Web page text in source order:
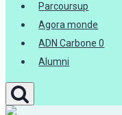
Parcoursup
Agora monde
ADN Carbone 0
Alumni